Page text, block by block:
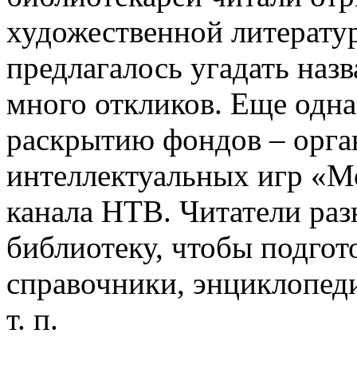
художественной
предлагалось угадать
много откликов. Еще
раскрытию фондов –
интеллектуальных игр
канала НТВ. Читатели
библиотеку, чтобы
справочники,
т. п.